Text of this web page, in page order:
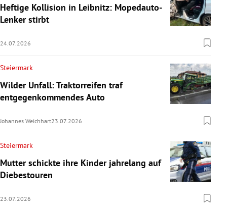
Heftige Kollision in Leibnitz: Mopedauto-
Lenker stirbt
24.07.2026
Steiermark
Wilder Unfall: Traktorreifen traf
entgegenkommendes Auto
Johannes Weichhart23.07.2026
Steiermark
Mutter schickte ihre Kinder jahrelang auf
Diebestouren
23.07.2026